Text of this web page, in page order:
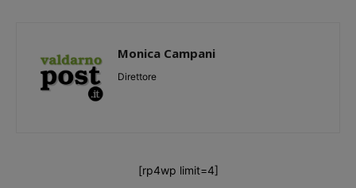
Monica Campani
Direttore
[rp4wp limit=4]